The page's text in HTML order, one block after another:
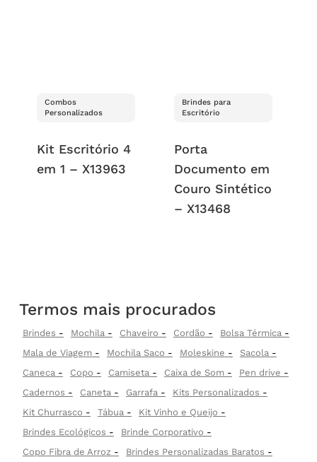
Combos
Personalizados
Kit Escritório 4
em 1 – X13963
Brindes para
Escritório
Porta
Documento em
Couro Sintético
– X13468
Termos mais procurados
Brindes Mochila Chaveiro Cordão
Bolsa Térmica
Mala de Viagem
Mochila Saco Moleskine
Sacola
Caneca
Copo Camiseta Caixa de Som
Pen drive
Cadernos
Caneta Garrafa
Kits Personalizados
Kit Churrasco
Tábua
Kit Vinho e Queijo
Brindes Ecológicos
Brinde Corporativo
Copo Fibra de Arroz
Brindes Personalizadas Baratos